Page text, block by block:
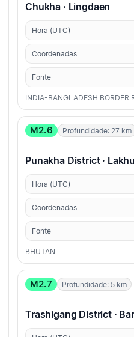
Chukha · Lingdaen
Hora (UTC)
Coordenadas
Fonte
INDIA-BANGLADESH BORDER
M2.6 Profundidade: 27 km
Punakha District ·
Hora (UTC)
Coordenadas
Fonte
BHUTAN
M2.7 Profundidade: 5 km
Trashigang District ·